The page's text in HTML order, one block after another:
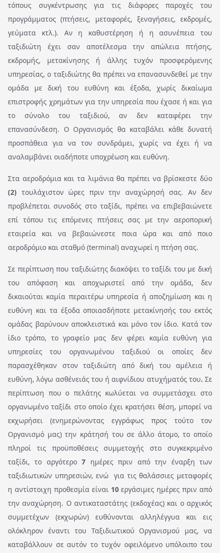
τόπους συγκέντρωσης για τις διάφορες παροχές του
προγράμματος (πτήσεις, μεταφορές, ξεναγήσεις, εκδρομές,
γεύματα κτλ.). Αν η καθυστέρηση ή η ασυνέπεια του
ταξιδιώτη έχει σαν αποτέλεσμα την απώλεια πτήσης,
εκδρομής, μετακίνησης ή άλλης τυχόν προσφερόμενης
υπηρεσίας, ο ταξιδιώτης θα πρέπει να επανασυνδεθεί με την
ομάδα με δική του ευθύνη και έξοδα, χωρίς δικαίωμα
επιστροφής χρημάτων για την υπηρεσία που έχασε ή και για
το σύνολο του ταξιδιού, αν δεν καταφέρει την
επανασύνδεση. Ο Οργανισμός θα καταβάλει κάθε δυνατή
προσπάθεια για να τον συνδράμει, χωρίς να έχει ή να
αναλαμβάνει οιαδήποτε υποχρέωση και ευθύνη.
Στα αεροδρόμια και τα λιμάνια θα πρέπει να βρίσκεστε δύο
(2) τουλάχιστον ώρες πριν την αναχώρησή σας. Αν δεν
προβλέπεται συνοδός στο ταξίδι, πρέπει να επιβεβαιώνετε
επί τόπου τις επόμενες πτήσεις σας με την αεροπορική
εταιρεία και να βεβαιώνεστε ποια ώρα και από ποιο
αεροδρόμιο και σταθμό (terminal) αναχωρεί η πτήση σας.
Σε περίπτωση που ταξιδιώτης διακόψει το ταξίδι του με δική
του απόφαση και αποχωριστεί από την ομάδα, δεν
δικαιούται καμία περαιτέρω υπηρεσία ή αποζημίωση και η
ευθύνη και τα έξοδα οποιασδήποτε μετακίνησής του εκτός
ομάδας βαρύνουν αποκλειστικά και μόνο τον ίδιο. Κατά τον
ίδιο τρόπο, το γραφείο μας δεν φέρει καμία ευθύνη για
υπηρεσίες του οργανωμένου ταξιδιού οι οποίες δεν
παρασχέθηκαν στον ταξιδιώτη από δική του αμέλεια ή
ευθύνη, λόγω ασθένειάς του ή αιφνίδιου ατυχήματός του. Σε
περίπτωση που ο πελάτης κωλύεται να συμμετάσχει στο
οργανωμένο ταξίδι στο οποίο έχει κρατήσει θέση, μπορεί να
εκχωρήσει (ενημερώνοντας εγγράφως προς τούτο τον
Οργανισμό μας) την κράτησή του σε άλλο άτομο, το οποίο
πληροί τις προϋποθέσεις συμμετοχής στο συγκεκριμένο
ταξίδι, το αργότερο7 ημέρες πριν από την έναρξη των
ταξιδιωτικών υπηρεσιών, ενώ για τις θαλάσσιες μεταφορές
η αντίστοιχη προθεσμία είναι 10εργάσιμες ημέρες πριν από
την αναχώρηση. Ο αντικαταστάτης (εκδοχέας) και ο αρχικός
συμμετέχων (εκχωρών) ευθύνονται αλληλέγγυα και εις
ολόκληρον έναντι του Ταξιδιωτικού Οργανισμού μας, να
καταβάλλουν σε αυτόν το τυχόν οφειλόμενο υπόλοιπο του